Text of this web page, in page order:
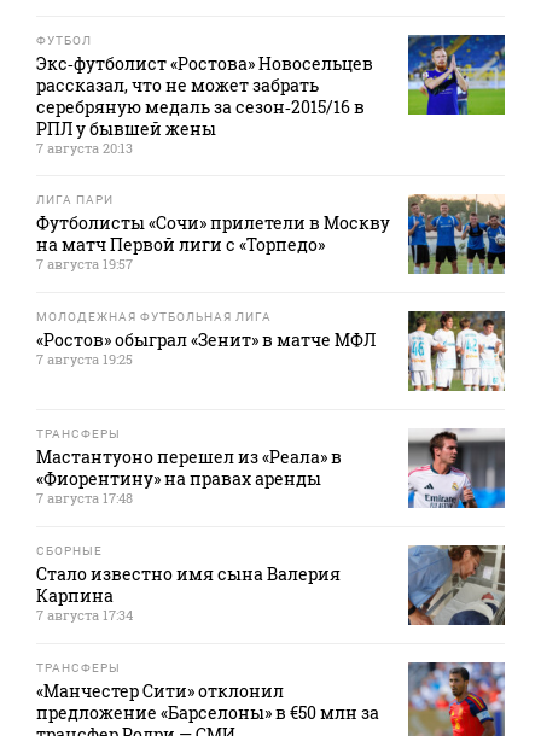
ФУТБОЛ
Экс‑футболист «Ростова» Новосельцев
рассказал, что не может забрать
серебряную медаль за сезон‑2015/16 в
РПЛ у бывшей жены
7 августа 20:13
ЛИГА ПАРИ
Футболисты «Сочи» прилетели в Москву
на матч Первой лиги с «Торпедо»
7 августа 19:57
МОЛОДЕЖНАЯ ФУТБОЛЬНАЯ ЛИГА
«Ростов» обыграл «Зенит» в матче МФЛ
7 августа 19:25
ТРАНСФЕРЫ
Мастантуоно перешел из «Реала» в
«Фиорентину» на правах аренды
7 августа 17:48
СБОРНЫЕ
Стало известно имя сына Валерия
Карпина
7 августа 17:34
ТРАНСФЕРЫ
«Манчестер Сити» отклонил
предложение «Барселоны» в €50 млн за